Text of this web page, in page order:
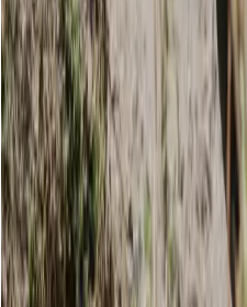
4) ¿Voy con tour o por cuenta
Si es tu primera vez en altura o
más práctico (traslados, ingresos,
funciona si manejas logística y
5) ¿Está permitido bañarse en la
No. Está prohibido por respeto
ecosistema.
Reflexión final
Humantay te enseña a ir más
mirada atenta. Cuando el turquesa
asoma entre nubes, entiendes que
preparado, con cariño por el lugar